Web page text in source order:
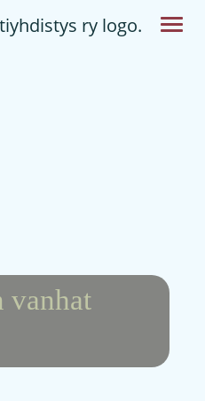
vanhat